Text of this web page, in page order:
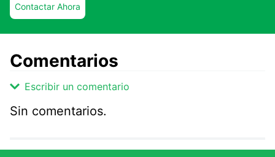
Contactar Ahora
Comentarios
Escribir un comentario
Sin comentarios.